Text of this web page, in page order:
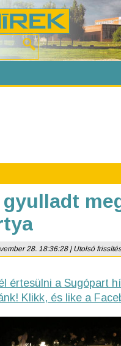
gyulladt
28. 18:36:28 | Utolsó
értesülni a Sugópart
Klikk, és like a